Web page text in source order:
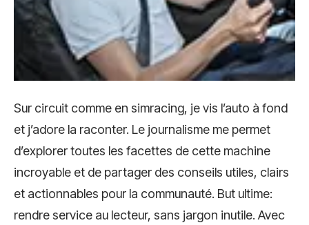
Sur circuit comme en simracing, je vis l’auto à fond
et j’adore la raconter. Le journalisme me permet
d’explorer toutes les facettes de cette machine
incroyable et de partager des conseils utiles, clairs
et actionnables pour la communauté. But ultime:
rendre service au lecteur, sans jargon inutile. Avec